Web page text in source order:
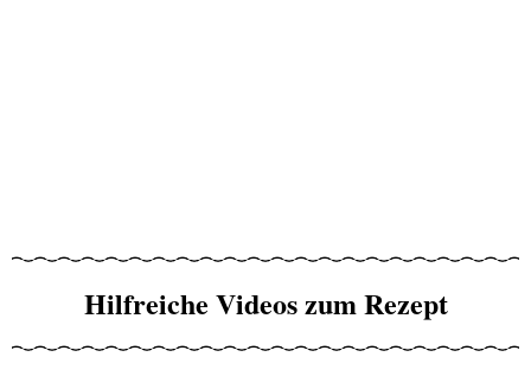
Hilfreiche Videos zum Rezept